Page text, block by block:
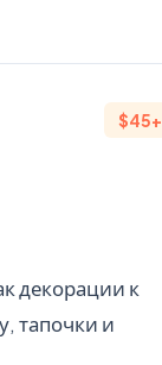
$45+
декорации к
тапочки и